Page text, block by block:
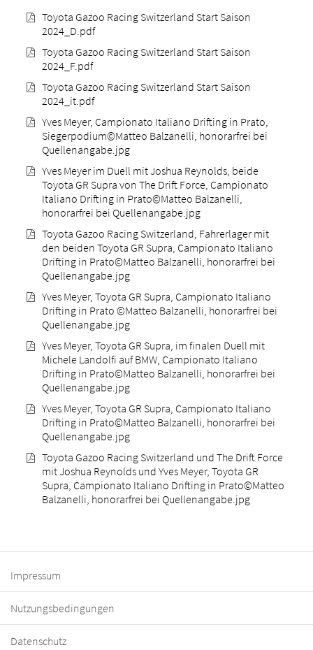
Toyota Gazoo Racing Switzerland Start Saison
2024_D.pdf
Toyota Gazoo Racing Switzerland Start Saison
2024_F.pdf
Toyota Gazoo Racing Switzerland Start Saison
2024_it.pdf
Yves Meyer, Campionato Italiano Drifting in Prato,
Siegerpodium©Matteo Balzanelli, honorarfrei bei
Quellenangabe.jpg
Yves Meyer im Duell mit Joshua Reynolds, beide
Toyota GR Supra von The Drift Force, Campionato
Italiano Drifting in Prato©Matteo Balzanelli,
honorarfrei bei Quellenangabe.jpg
Toyota Gazoo Racing Switzerland, Fahrerlager mit
den beiden Toyota GR Supra, Campionato Italiano
Drifting in Prato©Matteo Balzanelli, honorarfrei bei
Quellenangabe.jpg
Yves Meyer, Toyota GR Supra, Campionato Italiano
Drifting in Prato ©Matteo Balzanelli, honorarfrei bei
Quellenangabe.jpg
Yves Meyer, Toyota GR Supra, im finalen Duell mit
Michele Landolfi auf BMW, Campionato Italiano
Drifting in Prato©Matteo Balzanelli, honorarfrei bei
Quellenangabe.jpg
Yves Meyer, Toyota GR Supra, Campionato Italiano
Drifting in Prato©Matteo Balzanelli, honorarfrei bei
Quellenangabe.jpg
Toyota Gazoo Racing Switzerland und The Drift Force
mit Joshua Reynolds und Yves Meyer, Toyota GR
Supra, Campionato Italiano Drifting in Prato©Matteo
Balzanelli, honorarfrei bei Quellenangabe.jpg
Impressum
Nutzungsbedingungen
Datenschutz